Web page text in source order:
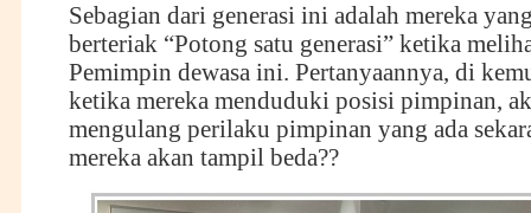
Sebagian dari generasi ini adalah mereka
berteriak “Potong satu generasi” ketika
Pemimpin dewasa ini. Pertanyaannya, di
ketika mereka menduduki posisi pimpinan,
mengulang perilaku pimpinan yang ada
mereka akan tampil beda??